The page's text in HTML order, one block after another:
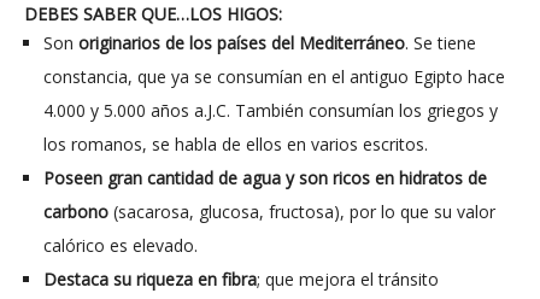
DEBES SABER QUE…LOS HIGOS:
Son originarios de los países del Mediterráneo. Se tiene
constancia, que ya se consumían en el antiguo Egipto hace
4.000 y 5.000 años a.J.C. También consumían los griegos y
los romanos, se habla de ellos en varios escritos.
Poseen gran cantidad de agua y son ricos en hidratos de
carbono (sacarosa, glucosa, fructosa), por lo que su valor
calórico es elevado.
Destaca su riqueza en fibra; que mejora el tránsito